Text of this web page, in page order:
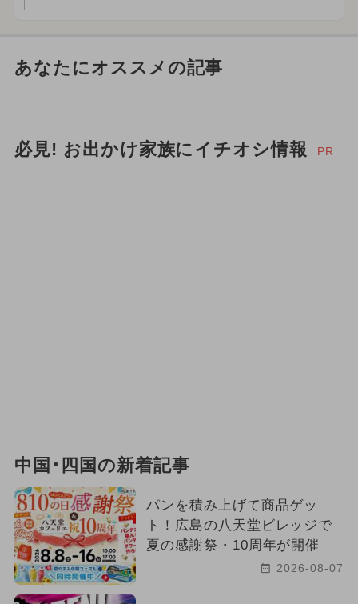
あなたにオススメの記事
必見! お出かけ家族にイチオシ情報 PR
中国･四国の新着記事
パンを積み上げて商品ゲッ
ト！広島の八天堂ビレッジで
夏の感謝祭・10周年が開催
2026-08-07